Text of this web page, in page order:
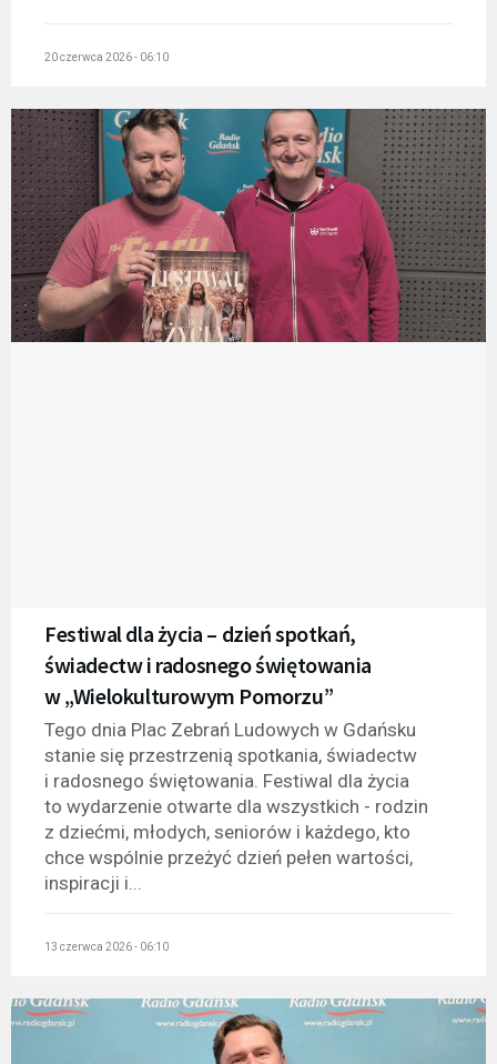
20 czerwca 2026 - 06:10
Festiwal dla życia – dzień spotkań,
świadectw i radosnego świętowania
w „Wielokulturowym Pomorzu”
Tego dnia Plac Zebrań Ludowych w Gdańsku
stanie się przestrzenią spotkania, świadectw
i radosnego świętowania. Festiwal dla życia
to wydarzenie otwarte dla wszystkich - rodzin
z dziećmi, młodych, seniorów i każdego, kto
chce wspólnie przeżyć dzień pełen wartości,
inspiracji i...
13 czerwca 2026 - 06:10